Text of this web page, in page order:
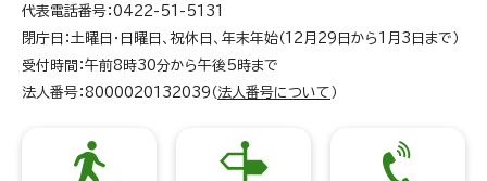
代表電話番号：0422-51-5131
閉庁日：土曜日・日曜日、祝休日、年末年始（12月29日から1月3日まで）
受付時間：午前8時30分から午後5時まで
法人番号：8000020132039（ 法人番号について ）